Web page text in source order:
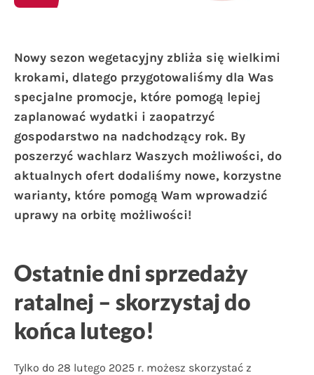
Nowy sezon wegetacyjny zbliża się wielkimi
krokami, dlatego przygotowaliśmy dla Was
specjalne promocje, które pomogą lepiej
zaplanować wydatki i zaopatrzyć
gospodarstwo na nadchodzący rok. By
poszerzyć wachlarz Waszych możliwości, do
aktualnych ofert dodaliśmy nowe, korzystne
warianty, które pomogą Wam wprowadzić
uprawy na orbitę możliwości!
Ostatnie dni sprzedaży
ratalnej – skorzystaj do
końca lutego!
Tylko do 28 lutego 2025 r. możesz skorzystać z